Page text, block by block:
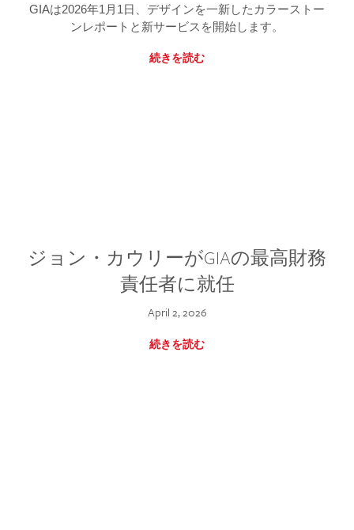
GIAは2026年1月1日、デザインを一新したカラーストー
ンレポートと新サービスを開始します。
続きを読む
ジョン・カウリーがGIAの最高財務
責任者に就任
April 2, 2026
続きを読む